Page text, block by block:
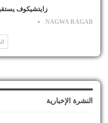
زايتشيكوف
NAGWA RAGAB
النشرة الإخبارية